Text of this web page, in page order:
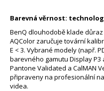
Barevná věrnost:
BenQ dlouhodobě klade
AQColor zaručuje tovární
E < 3. Vybrané modely (např.
barevného gamutu Display
Pantone Validated a CalMAN
připraveny na profesionální
videa.